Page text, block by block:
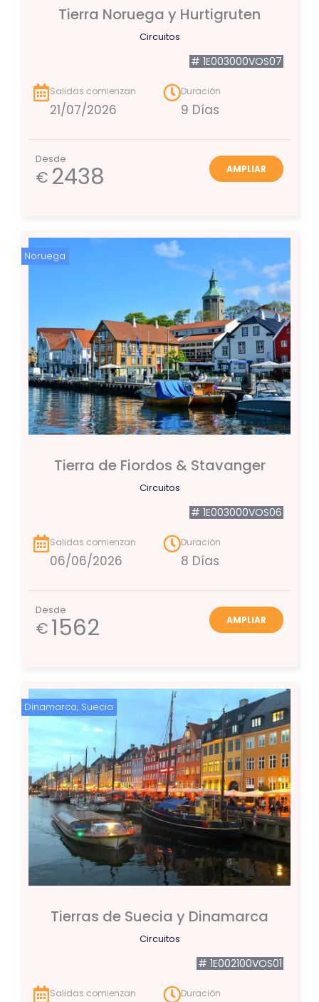
Tierra Noruega y Hurtigruten
Circuitos
# 1E003000VOS07
Salidas comienzan
21/07/2026
Duración
9 Días
Desde
€ 2438 AMPLIAR
Noruega
Tierra de Fiordos & Stavanger
Circuitos
# 1E003000VOS06
Salidas comienzan
06/06/2026
Duración
8 Días
Desde
€1562 AMPLIAR
Dinamarca, Suecia
Tierras de Suecia y Dinamarca
Circuitos
# 1E002100VOS01
Salidas comienzan Duración